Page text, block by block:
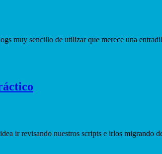
muy sencillo de utilizar que merece una
ir revisando nuestros scripts e irlos migrando